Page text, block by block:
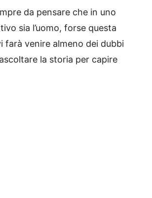
da pensare che in uno
sia l’uomo, forse questa
farà venire almeno dei dubbi
la storia per capire